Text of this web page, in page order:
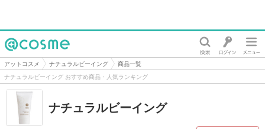
@cosme
アットコスメ ナチュラルビーイング
商品一覧
ナチュラルビーイング おすすめ商品・人気ランキング
ナチュラルビーイング